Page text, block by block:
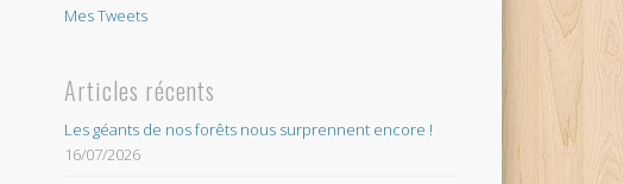
Mes Tweets
Articles récents
Les géants de nos forêts nous surprennent encore !
16/07/2026